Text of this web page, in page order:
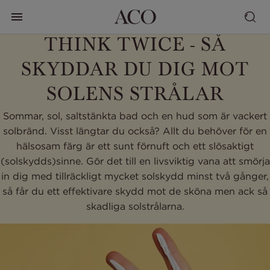
THINK TWICE - SÅ
SKYDDAR DU DIG MOT
SOLENS STRÅLAR
Sommar, sol, saltstänkta bad och en hud som är vackert
solbränd. Visst längtar du också? Allt du behöver för en
hälsosam färg är ett sunt förnuft och ett slösaktigt
(solskydds)sinne. Gör det till en livsviktig vana att smörja
in dig med tillräckligt mycket solskydd minst två gånger,
så får du ett effektivare skydd mot de sköna men ack så
skadliga solstrålarna.